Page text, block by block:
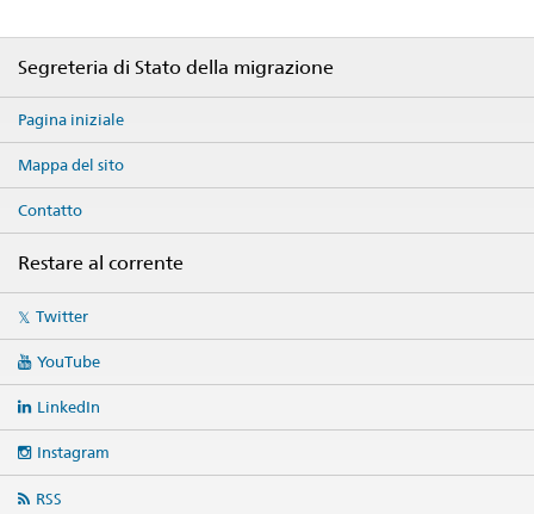
Segreteria di Stato della migrazione
Pagina iniziale
Mappa del sito
Contatto
Restare al corrente
mediaTwitter
YouTube
LinkedIn
Instagram
RSS